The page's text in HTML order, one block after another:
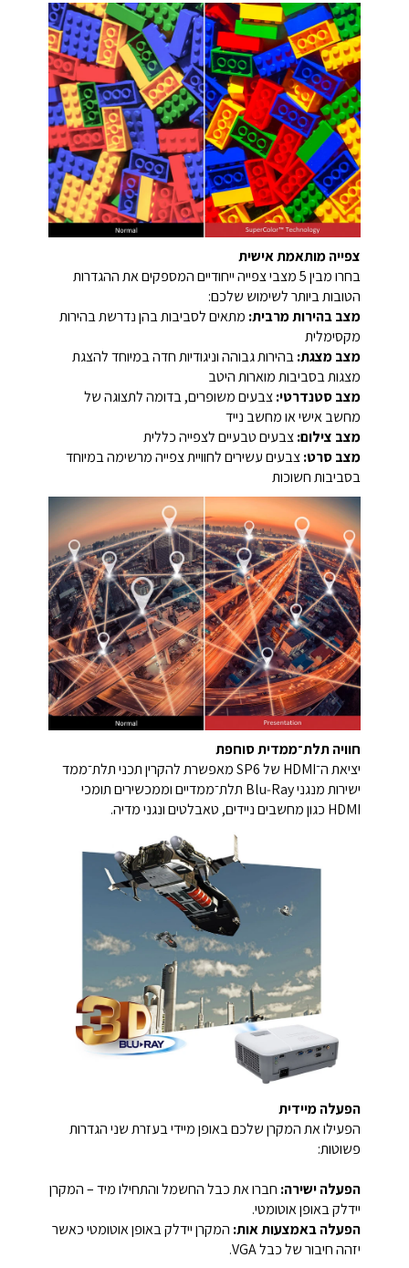
צפייה מותאמת אישית
בחרו מבין 5 מצבי צפייה ייחודיים המספקים את ההגדרות
הטובות ביותר לשימוש שלכם:
מצב בהירות מרבית: מתאים לסביבות בהן נדרשת בהירות
מקסימלית
מצב מצגת:בהירות גבוהה וניגודיות חדה במיוחד להצגת
מצגות בסביבות מוארות היטב
מצב סטנדרטי:צבעים משופרים, בדומה לתצוגה של
מחשב אישי או מחשב נייד
מצב צילום:צבעים טבעיים לצפייה כללית
מצב סרט:צבעים עשירים לחוויית צפייה מרשימה במיוחד
בסביבות חשוכות
חוויה תלת־ממדית סוחפת
יציאת ה־HDMI של SP6 מאפשרת להקרין תכני תלת־ממד
ישירות מנגני Blu‑Ray תלת־ממדיים וממכשירים תומכי
HDMI כגון מחשבים ניידים, טאבלטים ונגני מדיה.
הפעלה מיידית
הפעילו את המקרן שלכם באופן מיידי בעזרת שני הגדרות
פשוטות:
הפעלה ישירה: חברו את כבל החשמל והתחילו מיד – המקרן
יידלק באופן אוטומטי.
הפעלה באמצעות אות: המקרן יידלק באופן אוטומטי כאשר
יזהה חיבור של כבל VGA.